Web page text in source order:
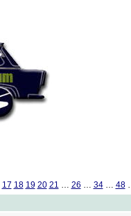
17 18 19 20 21 … 26 … 34… 48